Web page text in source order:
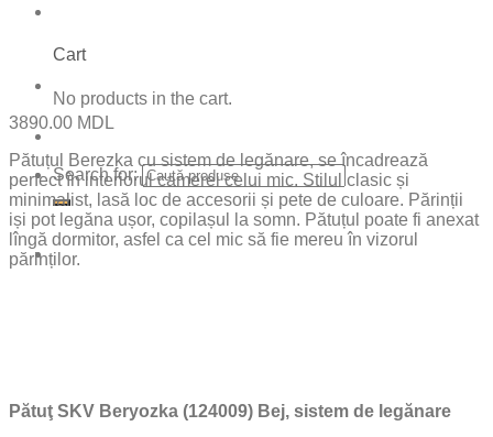
Cart
No products in the cart.
Search for:
3890.00 MDL
Pătuțul Berezka cu sistem de legănare, se încadrează
perfect în interiorul camerei celui mic. Stilul clasic și
minimalist, lasă loc de accesorii și pete de culoare. Părinții
iși pot legăna ușor, copilașul la somn. Pătuțul poate fi anexat
lîngă dormitor, asfel ca cel mic să fie mereu în vizorul
părinților.
Pătuţ SKV Beryozka (124009) Bej, sistem de legănare